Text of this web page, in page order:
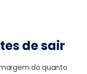
de sair
do quanto